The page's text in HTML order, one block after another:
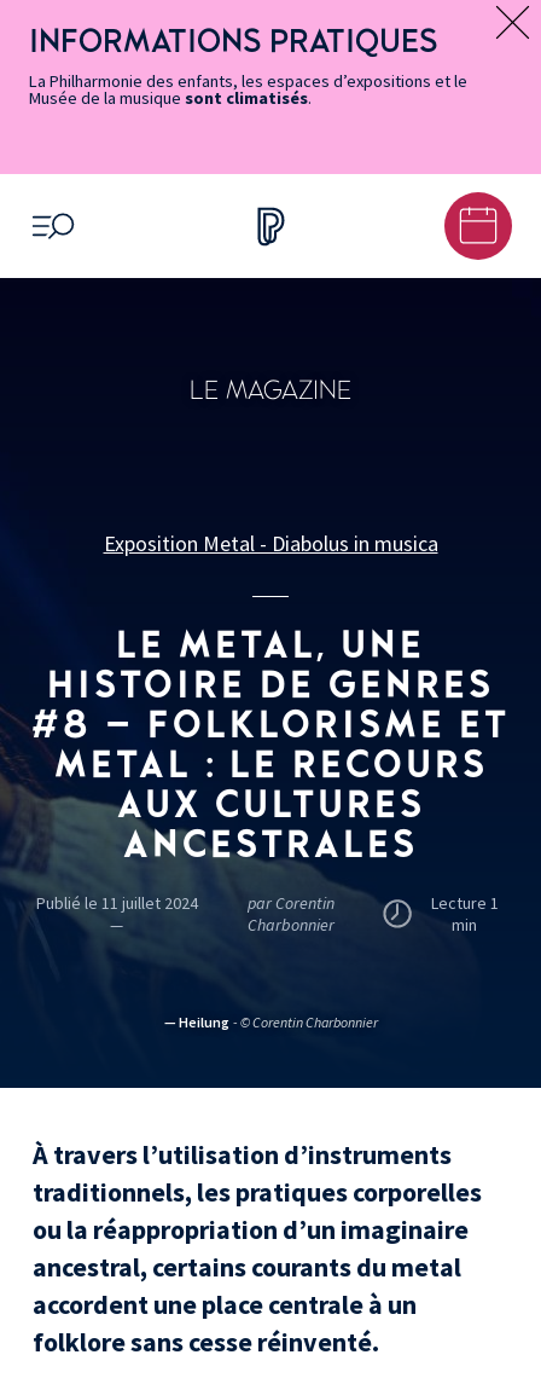
page
Accessibilité
accès
rapides
principal
contenu
principal
page
Message d’information
INFORMATIONS PRATIQUES
La Philharmonie des enfants, les espaces d’expositions et le
Musée de la musique sont climatisés.
OUVRIR LE MENU
LE MAGAZINE
Exposition Metal - Diabolus in musica
LE METAL, UNE
HISTOIRE DE GENRES
#8 – FOLKLORISME ET
METAL : LE RECOURS
AUX CULTURES
ANCESTRALES
Publié le 11 juillet 2024
—
par Corentin
Charbonnier
Lecture 1
min
— Heilung - © Corentin Charbonnier
À travers l’utilisation d’instruments
traditionnels, les pratiques corporelles
ou la réappropriation d’un imaginaire
ancestral, certains courants du metal
accordent une place centrale à un
folklore sans cesse réinventé.